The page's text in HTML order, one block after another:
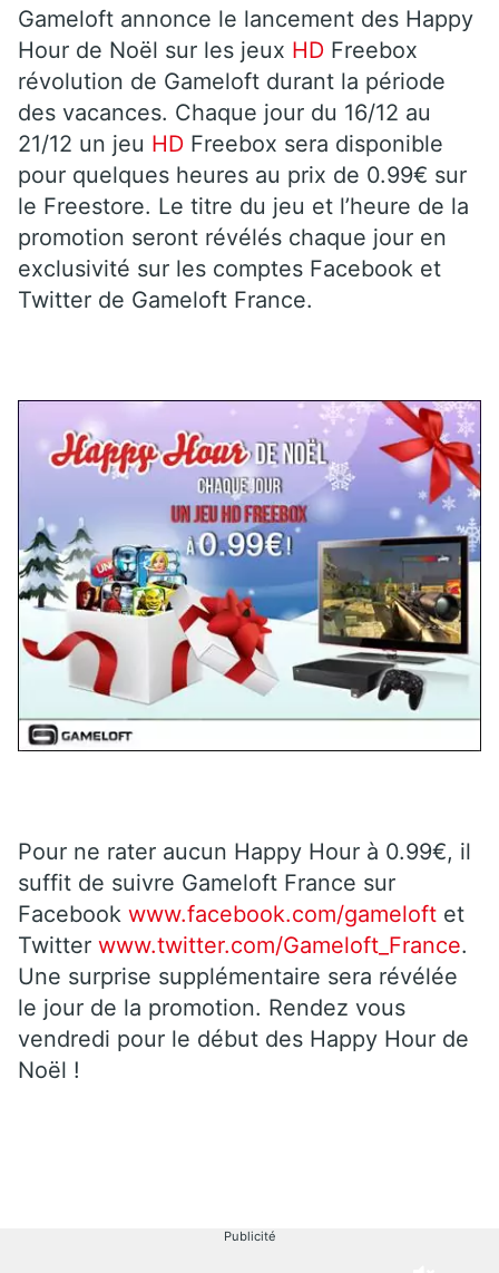
Gameloft annonce le lancement des Happy
Hour de Noël sur les jeux HD Freebox
révolution de Gameloft durant la période
des vacances. Chaque jour du 16/12 au
21/12 un jeu HD Freebox sera disponible
pour quelques heures au prix de 0.99€ sur
le Freestore. Le titre du jeu et l’heure de la
promotion seront révélés chaque jour en
exclusivité sur les comptes Facebook et
Twitter de Gameloft France.
Pour ne rater aucun Happy Hour à 0.99€, il
suffit de suivre Gameloft France sur
Facebook www.facebook.com/gameloft et
Twitter www.twitter.com/Gameloft_France.
Une surprise supplémentaire sera révélée
le jour de la promotion. Rendez vous
vendredi pour le début des Happy Hour de
Noël !
Publicité